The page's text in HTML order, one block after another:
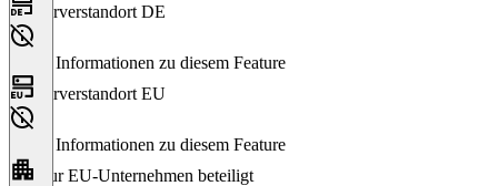
Serverstandort DE
Keine Informationen zu diesem Feature
Serverstandort EU
Keine Informationen zu diesem Feature
Nur EU-Unternehmen beteiligt